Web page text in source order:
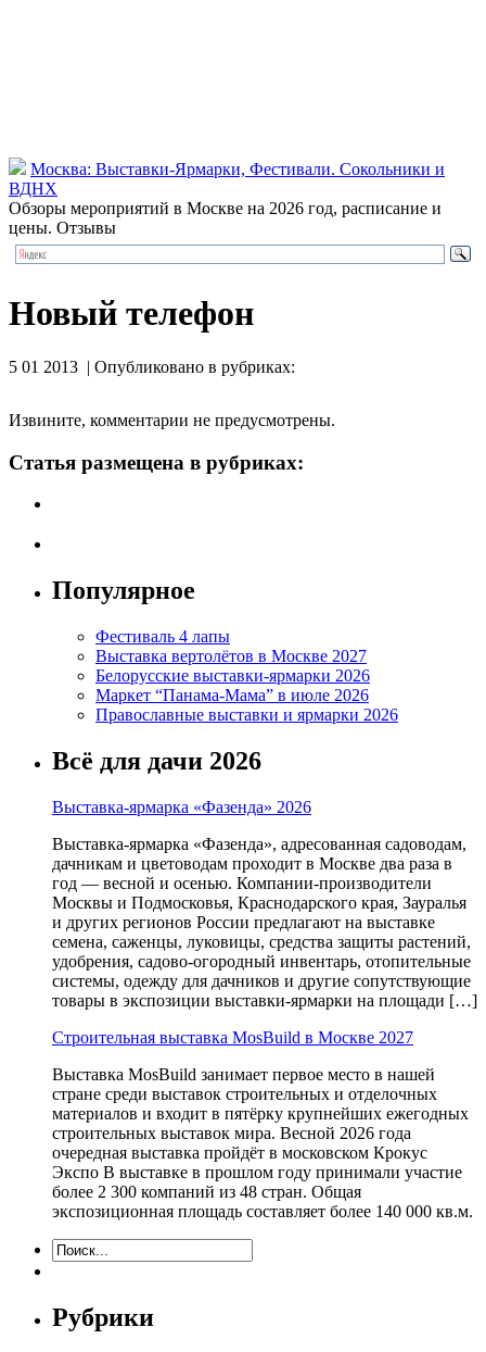
Москва: Выставки-Ярмарки, Фестивали. Сокольники и
ВДНХ
Обзоры мероприятий в Москве на 2026 год, расписание и
цены. Отзывы
Новый телефон
5 01 2013 | Опубликовано в рубриках:
Извините, комментарии не предусмотрены.
Статья размещена в рубриках:
Популярное
Фестиваль 4 лапы
Выставка вертолётов в Москве 2027
Белорусские выставки-ярмарки 2026
Маркет “Панама-Мама” в июле 2026
Православные выставки и ярмарки 2026
Всё для дачи 2026
Выставка-ярмарка «Фазенда» 2026
Выставка-ярмарка «Фазенда», адресованная садоводам,
дачникам и цветоводам проходит в Москве два раза в
год — весной и осенью. Компании-производители
Москвы и Подмосковья, Краснодарского края, Зауралья
и других регионов России предлагают на выставке
семена, саженцы, луковицы, средства защиты растений,
удобрения, садово-огородный инвентарь, отопительные
системы, одежду для дачников и другие сопутствующие
товары в экспозиции выставки-ярмарки на площади […]
Строительная выставка MosBuild в Москве 2027
Выставка MosBuild занимает первое место в нашей
стране среди выставок строительных и отделочных
материалов и входит в пятёрку крупнейших ежегодных
строительных выставок мира. Весной 2026 года
очередная выставка пройдёт в московском Крокус
Экспо В выставке в прошлом году принимали участие
более 2 300 компаний из 48 стран. Общая
экспозиционная площадь составляет более 140 000 кв.м.
Рубрики